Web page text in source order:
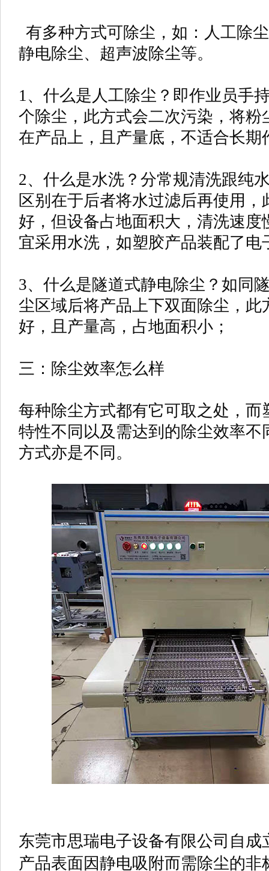
有多种方式可除尘，如：人工除
静电除尘、超声波除尘等。
1、什么是人工除尘？即作业员手
个除尘，此方式会二次污染，将粉
在产品上，且产量底，不适合长期
2、什么是水洗？分常规清洗跟纯
区别在于后者将水过滤后再使用，
好，但设备占地面积大，清洗速度
宜采用水洗，如塑胶产品装配了电
3、什么是隧道式静电除尘？如同
尘区域后将产品上下双面除尘，此
好，且产量高，占地面积小；
三：除尘效率怎么样
每种除尘方式都有它可取之处，而
特性不同以及需达到的除尘效率不
方式亦是不同。
东莞市思瑞电子设备有限公司自成
产品表面因静电吸附而需除尘的非